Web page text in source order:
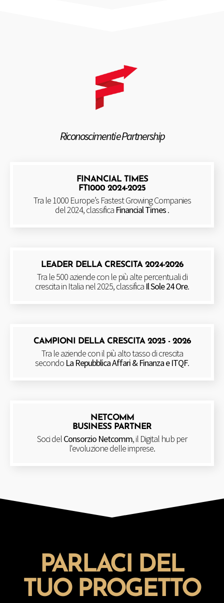
Riconoscimenti e Partnership
FINANCIAL TIMES
FT1000 2024-2025
Tra le 1000 Europe’s Fastest Growing Companies
del 2024, classifica Financial Times.
LEADER DELLA CRESCITA 2024-2026
Tra le 500 aziende con le più alte percentuali di
crescita in Italia nel 2025, classifica Il Sole 24 Ore.
CAMPIONI DELLA CRESCITA 2025 - 2026
Tra le aziende con il più alto tasso di crescita
secondo La Repubblica Affari & Finanza e ITQF.
NETCOMM
BUSINESS PARTNER
Soci delConsorzio Netcomm, il Digital hub per
l'evoluzione delle imprese.
PARLACI DEL
TUO PROGETTO